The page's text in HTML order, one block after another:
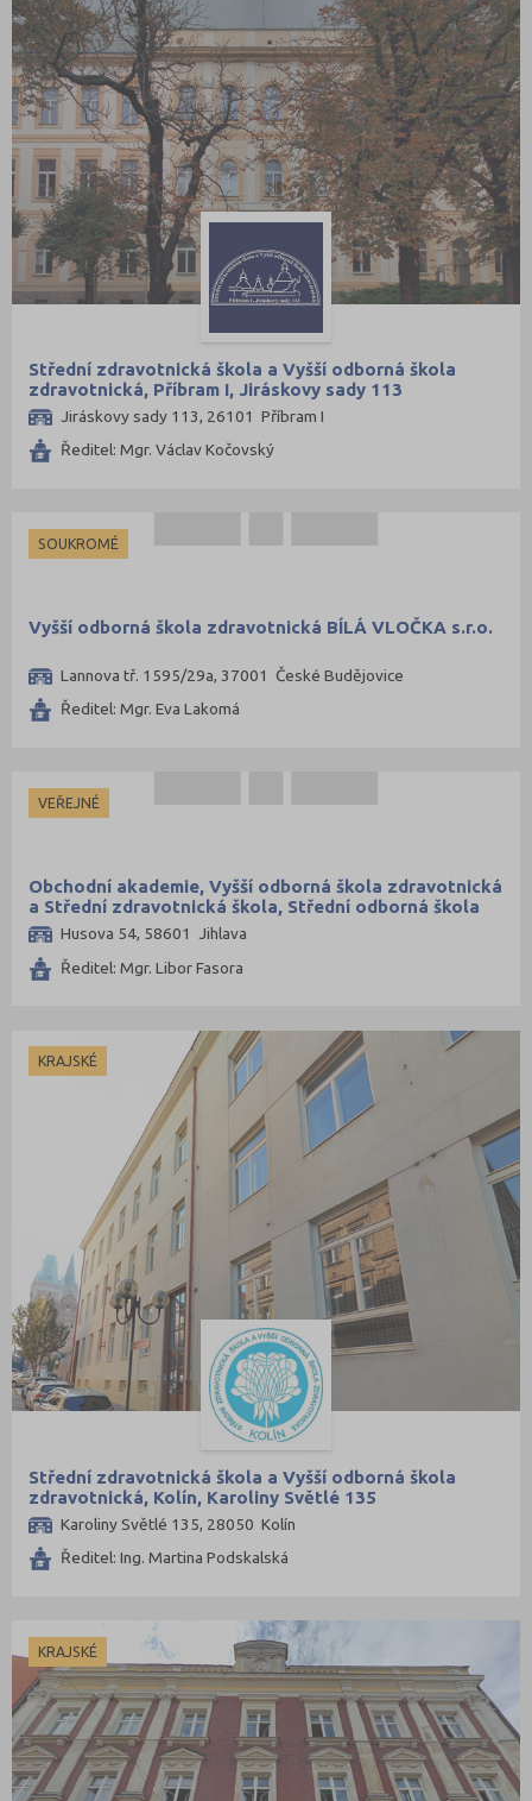
Střední zdravotnická škola a Vyšší odborná škola
zdravotnická, Příbram I, Jiráskovy sady 113
Jiráskovy sady 113, 26101 Příbram I
Ředitel: Mgr. Václav Kočovský
SOUKROMÉ
Vyšší odborná škola zdravotnická BÍLÁ VLOČKA s.r.o.
Lannova tř. 1595/29a, 37001 České Budějovice
Ředitel: Mgr. Eva Lakomá
VEŘEJNÉ
Obchodní akademie, Vyšší odborná škola zdravotnická
a Střední zdravotnická škola, Střední odborná škola
služeb a Jazyková škola s právem státní jazykové
zkoušky Jihlava
Husova 54, 58601 Jihlava
Ředitel: Mgr. Libor Fasora
KRAJSKÉ
Střední zdravotnická škola a Vyšší odborná škola
zdravotnická, Kolín, Karoliny Světlé 135
Karoliny Světlé 135, 28050 Kolín
Ředitel: Ing. Martina Podskalská
KRAJSKÉ